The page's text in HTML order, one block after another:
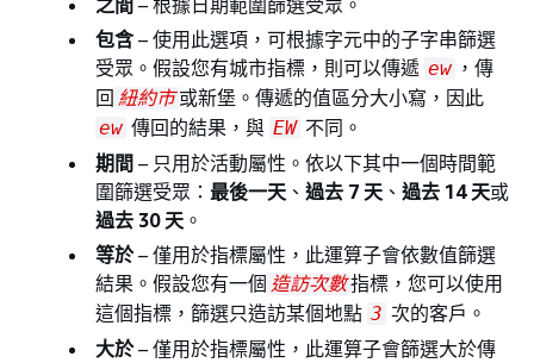
包含– 使用此選項，可根據字元中的子字串篩選
受眾。假設您有城市指標，則可以傳遞 ew ，傳
回 紐約市 或新堡。傳遞的值區分大小寫，因此
ew 傳回的結果，與 EW 不同。
期間 – 只用於活動屬性。依以下其中一個時間範
圍篩選受眾： 最後一天 、 過去 7 天 、 過去 14 天或
過去 30 天 。
等於 – 僅用於指標屬性，此運算子會依數值篩選
結果。假設您有一個 造訪次數指標，您可以使用
這個指標，篩選只造訪某個地點 3 次的客戶。
大於 – 僅用於指標屬性，此運算子會篩選大於傳